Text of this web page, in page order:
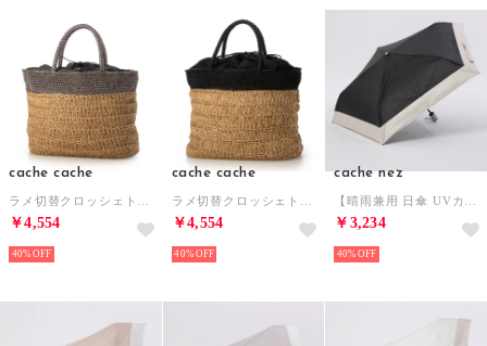
cache cache
￥4,554
40%
cache cache
￥4,554
40%
cache nez
￥3,234
40%